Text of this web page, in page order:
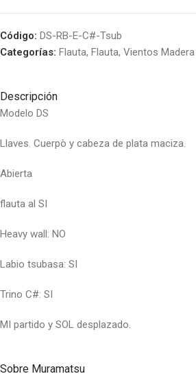
Código: DS-RB-E-C#-Tsub
Categorías: Flauta, Flauta, Vientos Madera
Descripción
Modelo DS
Llaves. Cuerpò y cabeza de plata maciza.
Abierta
flauta al SI
Heavy wall: NO
Labio tsubasa: SI
Trino C#: SI
MI partido y SOL desplazado.
Sobre Muramatsu